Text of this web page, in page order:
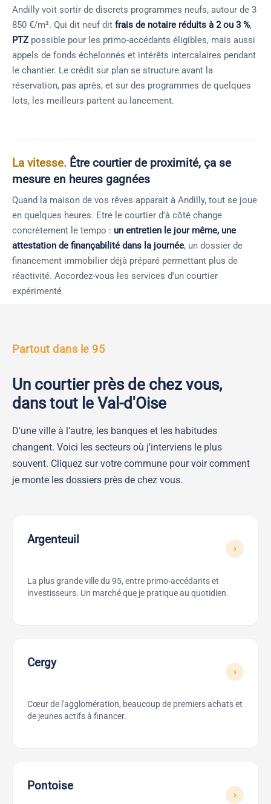
Andilly voit sortir de discrets programmes neufs, autour de 3
850 €/m². Qui dit neuf dit frais de notaire réduits à 2 ou 3 %,
PTZ possible pour les primo-accédants éligibles, mais aussi
appels de fonds échelonnés et intérêts intercalaires pendant
le chantier. Le crédit sur plan se structure avant la
réservation, pas après, et sur des programmes de quelques
lots, les meilleurs partent au lancement.
La vitesse. Être courtier de proximité, ça se
mesure en heures gagnées
Quand la maison de vos rêves apparait à Andilly, tout se joue
en quelques heures. Etre le courtier d'à côté change
concrètement le tempo : un entretien le jour même, une
attestation de finançabilité dans la journée, un dossier de
financement immobilier déjà préparé permettant plus de
réactivité. Accordez-vous les services d'un courtier
expérimenté
Partout dans le 95
Un courtier près de chez vous,
dans tout le Val-d'Oise
D'une ville à l'autre, les banques et les habitudes
changent. Voici les secteurs où j'interviens le plus
souvent. Cliquez sur votre commune pour voir comment
je monte les dossiers près de chez vous.
Argenteuil
›
La plus grande ville du 95, entre primo-accédants et
investisseurs. Un marché que je pratique au quotidien.
Cergy
›
Cœur de l'agglomération, beaucoup de premiers achats et
de jeunes actifs à financer.
Pontoise
›